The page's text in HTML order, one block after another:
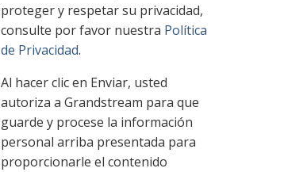
proteger y respetar su privacidad,
consulte por favor nuestra Política
de Privacidad.
Al hacer clic en Enviar, usted
autoriza a Grandstream para que
guarde y procese la información
personal arriba presentada para
proporcionarle el contenido